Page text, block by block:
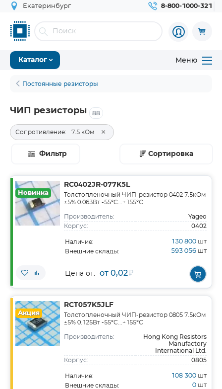
Екатеринбург 8-800-1000-321
Каталог Меню
Постоянные резисторы
ЧИП резисторы 88
Сопротивление: 7.5 кОм ×
Фильтр Сортировка
Новинка
RC0402JR-077K5L
Толстопленочный ЧИП-резистор 0402 7.5кОм
±5% 0.063Вт -55°С...+155°С
Производитель: Yageo
Корпус: 0402
Наличие: 130 800 шт
Внешние склады: 593 056 шт
Цена от: от 0,02₽
Акция
RCT057K5JLF
Толстопленочный ЧИП-резистор 0805 7.5кОм
±5% 0.125Вт -55°С...+155°С
Производитель:
Hong Kong Resistors
Manufactory
International Ltd.
Корпус: 0805
Наличие: 108 300 шт
Внешние склады: 0 шт